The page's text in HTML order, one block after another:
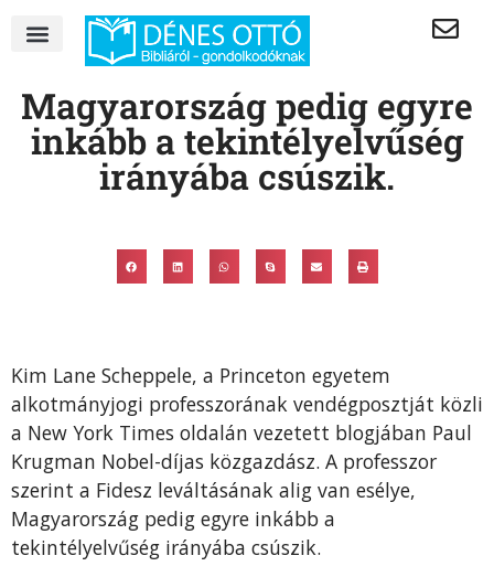
Magyarország pedig egyre
inkább a tekintélyelvűség
irányába csúszik.
Kim Lane Scheppele, a Princeton egyetem
alkotmányjogi professzorának vendégposztját közli
a New York Times oldalán vezetett blogjában Paul
Krugman Nobel-díjas közgazdász. A professzor
szerint a Fidesz leváltásának alig van esélye,
Magyarország pedig egyre inkább a
tekintélyelvűség irányába csúszik.